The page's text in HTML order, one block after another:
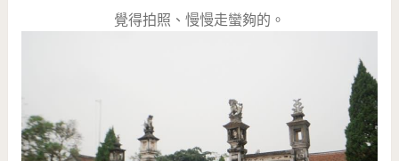
覺得拍照、慢慢走蠻夠的。